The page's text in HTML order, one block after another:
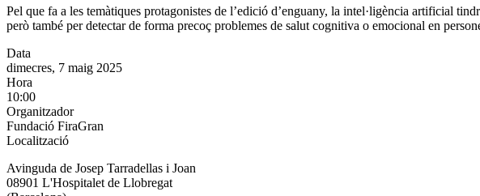
Pel que fa a les temàtiques protagonistes de l’edició d’enguany, la intel·ligència artificial
però també per detectar de forma precoç problemes de salut cognitiva o emocional en
Data
dimecres, 7 maig 2025
Hora
10:00
Organitzador
Fundació FiraGran
Localització
Avinguda de Josep Tarradellas i Joan
08901 L'Hospitalet de Llobregat